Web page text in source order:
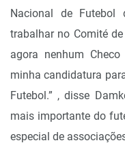
Nacional de Futebol
trabalhar no Comité
agora nenhum
minha candidatura
Futebol.” , disse
mais importante do
especial de